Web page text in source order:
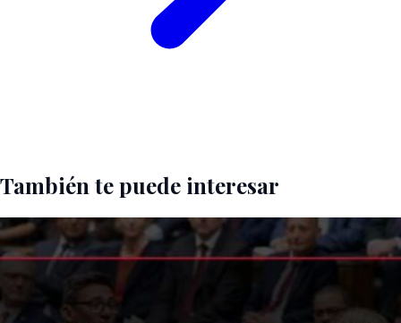
También te puede interesar